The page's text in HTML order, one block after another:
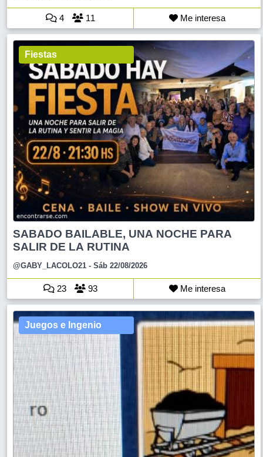
4 11 Me interesa
Fiestas
SABADO BAILABLE, UNA NOCHE PARA
SALIR DE LA RUTINA
@GABY_LACOLO21 - Sáb 22/08/2026
23 93 Me interesa
Juegos e Ingenio